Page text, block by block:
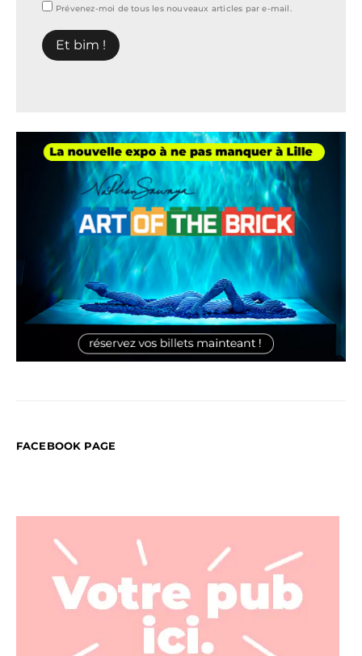
Prévenez-moi de tous les nouveaux articles par e-mail.
FACEBOOK PAGE